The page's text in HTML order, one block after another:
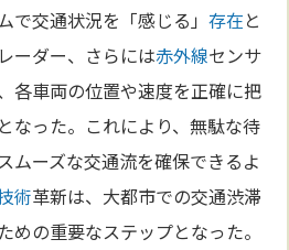
で交通状況を「感じる」存在と
ーダー、さらには赤外線センサ
各車両の位置や速度を正確に把
なった。これにより、無駄な待
ムーズな交通流を確保できるよ
術革新は、大都市での交通渋滞
めの重要なステップとなった。